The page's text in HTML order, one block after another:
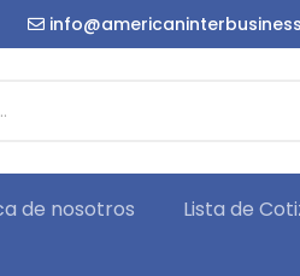
de nosotros Lista de